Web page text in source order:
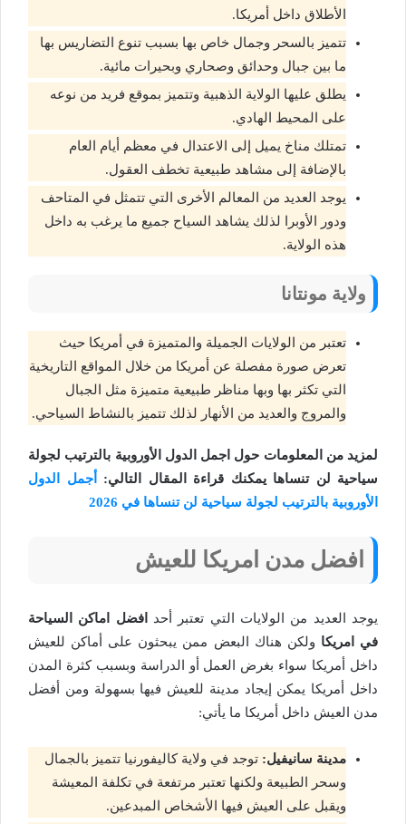
الأطلاق داخل أمريكا.
تتميز بالسحر وجمال خاص بها بسبب تنوع التضاريس بها
ما بين جبال وحدائق وصحاري وبحيرات مائية.
يطلق عليها الولاية الذهبية وتتميز بموقع فريد من نوعه
على المحيط الهادي.
تمتلك مناخ يميل إلى الاعتدال في معظم أيام العام
بالإضافة إلى مشاهد طبيعية تخطف العقول.
يوجد العديد من المعالم الأخرى التي تتمثل في المتاحف
ودور الأوبرا لذلك يشاهد السياح جميع ما يرغب به داخل
هذه الولاية.
ولاية مونتانا
تعتبر من الولايات الجميلة والمتميزة في أمريكا حيث
تعرض صورة مفصلة عن أمريكا من خلال المواقع التاريخية
التي تكثر بها وبها مناظر طبيعية متميزة مثل الجبال
والمروج والعديد من الأنهار لذلك تتميز بالنشاط السياحي.
لمزيد من المعلومات حول اجمل الدول الأوروبية بالترتيب لجولة
سياحية لن تنساها يمكنك قراءة المقال التالي: أجمل الدول
الأوروبية بالترتيب لجولة سياحية لن تنساها في 2026
افضل مدن امريكا للعيش
يوجد العديد من الولايات التي تعتبر أحد
افضل اماكن السياحة
في امريكا ولكن هناك البعض ممن يبحثون على أماكن للعيش
داخل أمريكا سواء بغرض العمل أو الدراسة وبسبب كثرة المدن
داخل أمريكا يمكن إيجاد مدينة للعيش فيها بسهولة ومن أفضل
مدن العيش داخل أمريكا ما يأتي:
مدينة سانيفيل: توجد في ولاية كاليفورنيا تتميز بالجمال
وسحر الطبيعة ولكنها تعتبر مرتفعة في تكلفة المعيشة
ويقبل على العيش فيها الأشخاص المبدعين.